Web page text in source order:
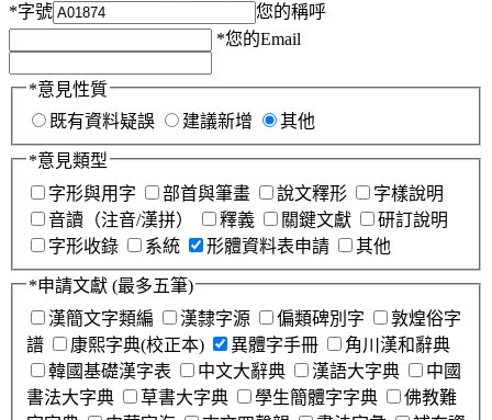
*字號
您的稱呼
*您的Email
*意見性質
既有資料疑誤
建議新增 其他
*意見類型
字形與用字
部首與筆畫 說文釋形
字樣說明
音讀（注音/漢拼）
釋義 關鍵文獻
研訂說明
字形收錄
系統 形體資料表申請 其他
*申請文獻 (最多五筆)
漢簡文字類編
漢隸字源 偏類碑別字
敦煌俗字
譜
康熙字典(校正本) 異體字手冊
角川漢和辭典
韓國基礎漢字表
中文大辭典 漢語大字典
中國
書法大字典
草書大字典 學生簡體字字典
佛教難